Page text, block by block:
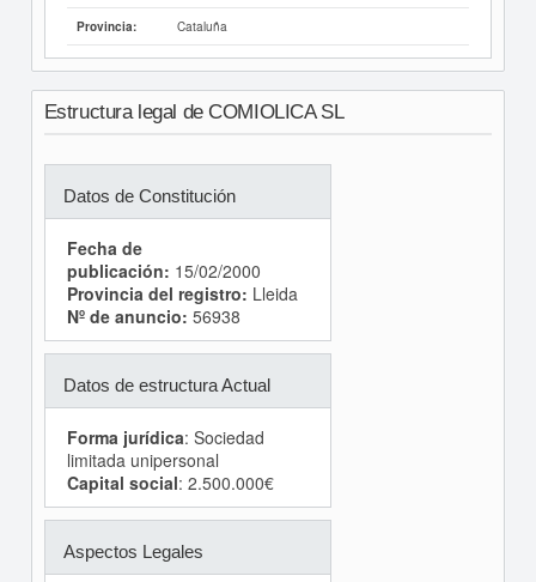
Provincia: Cataluña
Estructura legal de COMIOLICA SL
Datos de Constitución
Fecha de
publicación: 15/02/2000
Provincia del registro: Lleida
Nº de anuncio: 56938
Datos de estructura Actual
Forma jurídica: Sociedad
limitada unipersonal
Capital social: 2.500.000€
Aspectos Legales